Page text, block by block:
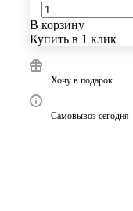
В корзину
Купить в 1 клик
Хочу в подарок
Самовывоз сегодня